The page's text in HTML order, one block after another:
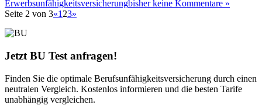
Erwerbsunfähigkeitsversicherungbisher keine Kommentare »
Seite 2 von 3«123»
Jetzt BU Test anfragen!
Finden Sie die optimale Berufsunfähigkeitsversicherung durch einen
neutralen Vergleich. Kostenlos informieren und die besten Tarife
unabhängig vergleichen.